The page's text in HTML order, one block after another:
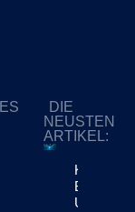
DIE
NEUSTEN
ARTIKEL:
KI-
Bewegt